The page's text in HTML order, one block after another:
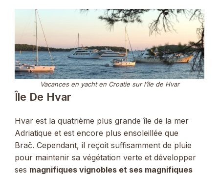
Vacances en yacht en Croatie sur l’île de Hvar
Île De Hvar
Hvar est la quatrième plus grande île de la mer
Adriatique et est encore plus ensoleillée que
Brač. Cependant, il reçoit suffisamment de pluie
pour maintenir sa végétation verte et développer
ses magnifiques vignobles et ses magnifiques